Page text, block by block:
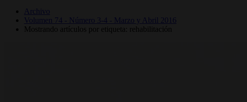
Archivo
Volumen 74 - Número 3-4 - Marzo y Abril 2016
Mostrando artículos por etiqueta: rehabilitación